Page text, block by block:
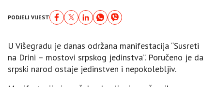
PODJELI VIJEST
U Višegradu je danas održana manifestacija “Susreti
na Drini – mostovi srpskog jedinstva”. Poručeno je da
srpski narod ostaje jedinstven i nepokolebljiv.